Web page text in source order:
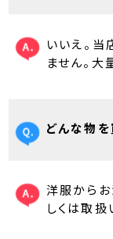
いいえ。
ません。大
どんな物
洋服からお
しくは取扱